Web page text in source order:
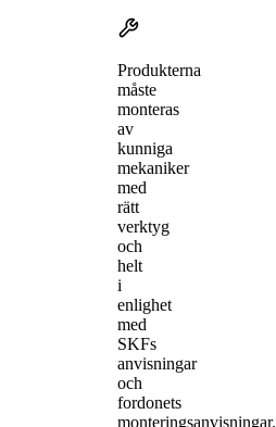
Produkterna
måste
monteras
av
kunniga
mekaniker
med
rätt
verktyg
och
helt
i
enlighet
med
SKFs
anvisningar
och
fordonets
monteringsanvisningar.